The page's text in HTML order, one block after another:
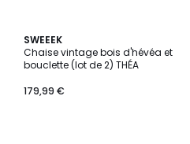
SWEEEK
Chaise vintage bois d'hévéa et
bouclette (lot de 2) THÉA
179,99 €
4
/
5
2
Couleurs